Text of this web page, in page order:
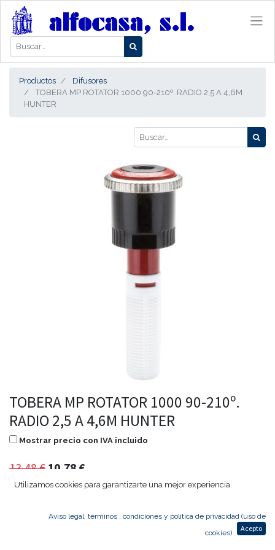
Productos
Difusores
TOBERA MP ROTATOR 1000 90-210º. RADIO 2,5 A 4,6M
HUNTER
TOBERA MP ROTATOR 1000 90-210º.
RADIO 2,5 A 4,6M HUNTER
Mostrar precio con IVA incluido
13,48€ 10,78 €
Agregar al carrito
Utilizamos cookies para garantizarte una mejor experiencia.
Aviso legal, términos , condiciones y política de privacidad (uso de
cookies)
Acepto